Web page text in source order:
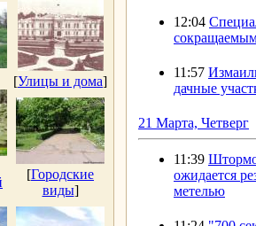
[Улицы и дома]
[Городские
виды]
12:04
11:57
дачные
21 Марта, Четверг
11:39
ожидается
метелью